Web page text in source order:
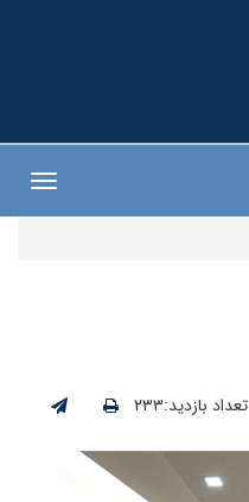
تعداد بازدید:۲۳۳